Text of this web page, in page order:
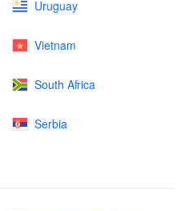
Uruguay
Vietnam
South Africa
Serbia